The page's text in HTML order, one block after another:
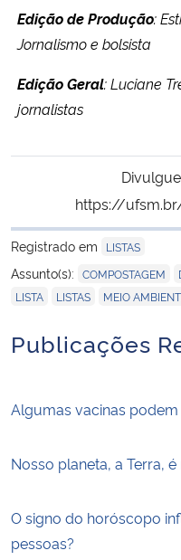
Edição de Produção:
Jornalismo e bolsista
Edição Geral: Luciane
jornalistas
https://
Registrado em
LISTAS
Assunto(s): COMPOSTAGEM
LISTA LISTAS MEIO
Publicações
Algumas vacinas
Nosso planeta, a Terra,
O signo do horóscopo
pessoas?